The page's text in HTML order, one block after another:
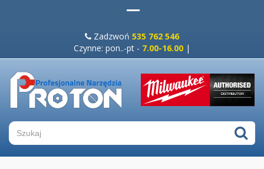
Zadzwoń 535 762 546
Czynne: pon..-pt - 7.00-16.00 |